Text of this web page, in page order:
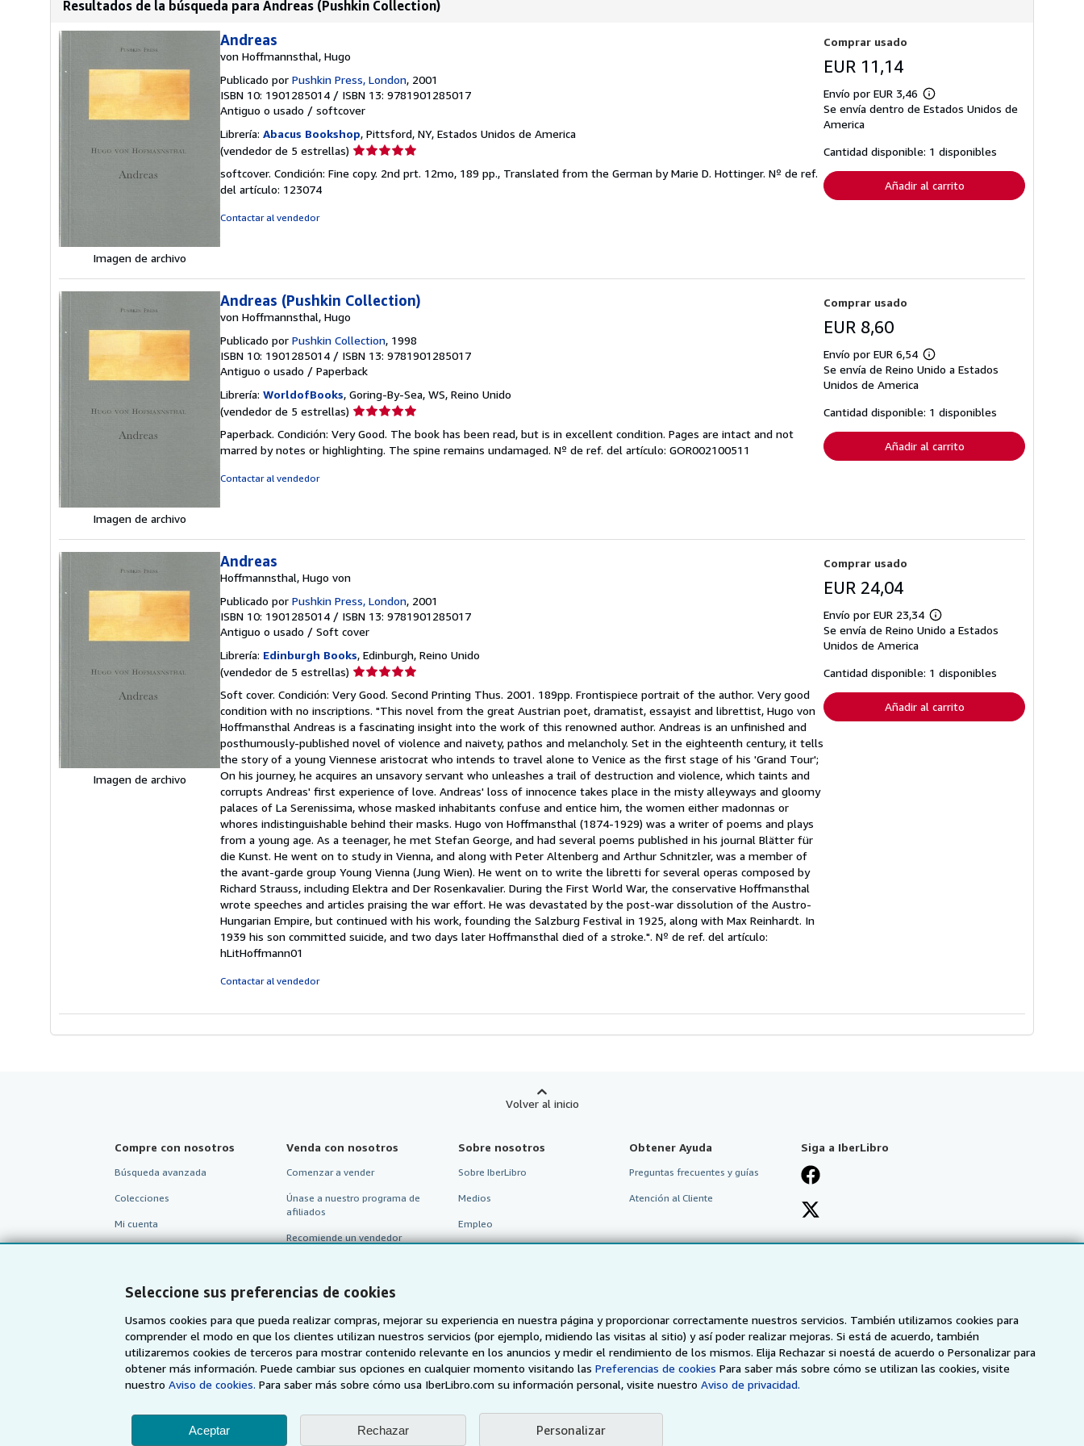
Seleccione sus preferencias de cookies
Usamos cookies para que pueda realizar compras, mejorar su experiencia en nuestra página y proporcionar correctamente nuestros servicios. También utilizamos cookies para
comprender el modo en que los clientes utilizan nuestros servicios (por ejemplo, midiendo las visitas al sitio) y así poder realizar mejoras. Si está de acuerdo, también
utilizaremos cookies de terceros para mostrar contenido relevante en los anuncios y medir el rendimiento de los mismos. Elija Rechazar si noestá de acuerdo o Personalizar para
obtener más información. Puede cambiar sus opciones en cualquier momento visitando las Preferencias de cookies Para saber más sobre cómo se utilizan las cookies, visite
nuestroAviso de cookies. Para saber más sobre cómo usa IberLibro.com su información personal, visite nuestroAviso de privacidad.
Aceptar Rechazar Personalizar
Resultados de la búsqueda para Andreas (Pushkin Collection)
Imagen de archivo
Andreas
von Hoffmannsthal, Hugo
Publicado por Pushkin Press, London, 2001
ISBN 10: 1901285014 / ISBN 13: 9781901285017
Antiguo o usado / softcover
Librería: Abacus Bookshop, Pittsford, NY, Estados Unidos de America
(vendedor de 5 estrellas) Calificación
vendedor:
softcover. Condición: Fine copy. 2nd prt. 12mo, 189 pp., Translated from the German by Marie D. Hottinger. Nº de ref.
del artículo: 123074
Contactar al vendedor
Comprar usado
EUR 11,14
Envío por EUR 3,46
Más
información
tarifas
de
envío
Se envía dentro de Estados Unidos de
America
Cantidad disponible: 1 disponibles
Añadir al carrito
Imagen de archivo
Andreas (Pushkin Collection)
von Hoffmannsthal, Hugo
Publicado por Pushkin Collection, 1998
ISBN 10: 1901285014 / ISBN 13: 9781901285017
Antiguo o usado / Paperback
Librería: WorldofBooks, Goring-By-Sea, WS, Reino Unido
(vendedor de 5 estrellas) Calificación
vendedor:
5
Paperback. Condición: Very Good. The book has been read, but is in excellent condition. Pages are intact and not
marred by notes or highlighting. The spine remains undamaged. Nº de ref. del artículo: GOR002100511
Contactar al vendedor
Comprar usado
EUR 8,60
Envío por EUR 6,54
Más
información
tarifas
de
envío
Se envía de Reino Unido a Estados
Unidos de America
Cantidad disponible: 1 disponibles
Añadir al carrito
Imagen de archivo
Andreas
Hoffmannsthal, Hugo von
Publicado por Pushkin Press, London, 2001
ISBN 10: 1901285014 / ISBN 13: 9781901285017
Antiguo o usado / Soft cover
Librería: Edinburgh Books, Edinburgh, Reino Unido
(vendedor de 5 estrellas) Calificación
vendedor:
5
de
5
estrellas
Soft cover. Condición: Very Good. Second Printing Thus. 2001. 189pp. Frontispiece portrait of the author. Very good
condition with no inscriptions. "This novel from the great Austrian poet, dramatist, essayist and librettist, Hugo von
Hoffmansthal Andreas is a fascinating insight into the work of this renowned author. Andreas is an unfinished and
posthumously-published novel of violence and naivety, pathos and melancholy. Set in the eighteenth century, it tells
the story of a young Viennese aristocrat who intends to travel alone to Venice as the first stage of his 'Grand Tour';
On his journey, he acquires an unsavory servant who unleashes a trail of destruction and violence, which taints and
corrupts Andreas' first experience of love. Andreas' loss of innocence takes place in the misty alleyways and gloomy
palaces of La Serenissima, whose masked inhabitants confuse and entice him, the women either madonnas or
whores indistinguishable behind their masks. Hugo von Hoffmansthal (1874-1929) was a writer of poems and plays
from a young age. As a teenager, he met Stefan George, and had several poems published in his journal Blätter für
die Kunst. He went on to study in Vienna, and along with Peter Altenberg and Arthur Schnitzler, was a member of
the avant-garde group Young Vienna (Jung Wien). He went on to write the libretti for several operas composed by
Richard Strauss, including Elektra and Der Rosenkavalier. During the First World War, the conservative Hoffmansthal
wrote speeches and articles praising the war effort. He was devastated by the post-war dissolution of the Austro-
Hungarian Empire, but continued with his work, founding the Salzburg Festival in 1925, along with Max Reinhardt. In
1939 his son committed suicide, and two days later Hoffmansthal died of a stroke.". Nº de ref. del artículo:
hLitHoffmann01
Contactar al vendedor
Comprar usado
EUR 24,04
Envío por EUR 23,34
Más
información
tarifas
de
envío
Se envía de Reino Unido a Estados
Unidos de America
Cantidad disponible: 1 disponibles
Añadir al carrito
Volver al inicio
Compre con nosotros
Búsqueda avanzada
Colecciones
Mi cuenta
Venda con nosotros
Comenzar a vender
Únase a nuestro programa de
afiliados
Recomiende un vendedor
Sobre nosotros
Sobre IberLibro
Medios
Empleo
Accesibilidad
Obtener Ayuda
Preguntas frecuentes y guías
Atención al Cliente
Siga a IberLibro